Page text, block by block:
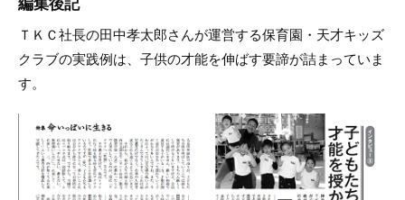
ＴＫＣ社長の田中孝太郎さんが運営する保育園・天才キッズ
クラブの実践例は、子供の才能を伸ばす要諦が詰まっていま
す。